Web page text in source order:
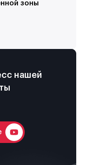
зоны
нашей